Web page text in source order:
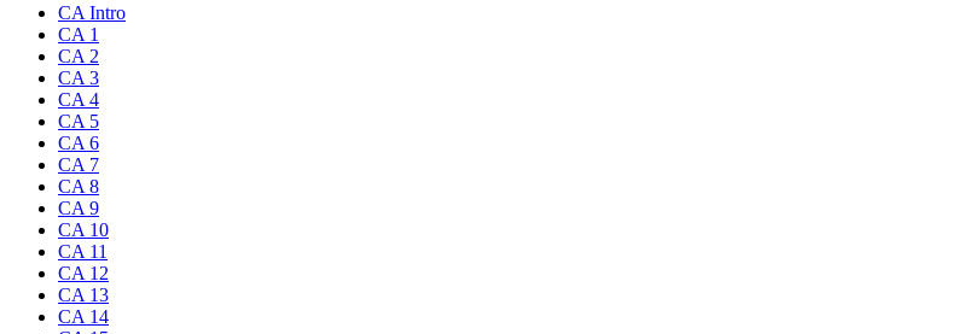
CA Intro
CA 1
CA 2
CA 3
CA 4
CA 5
CA 6
CA 7
CA 8
CA 9
CA 10
CA 11
CA 12
CA 13
CA 14